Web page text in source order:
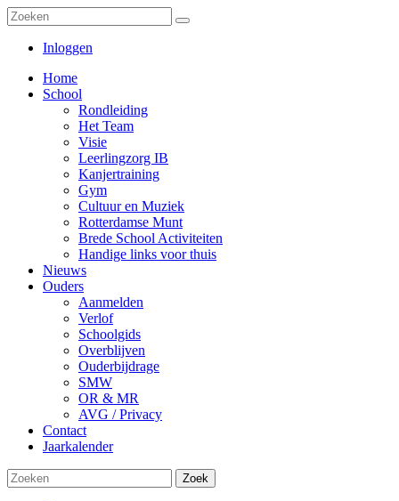
Inloggen
Home
School
Rondleiding
Het Team
Visie
Leerlingzorg IB
Kanjertraining
Gym
Cultuur en Muziek
Rotterdamse Munt
Brede School Activiteiten
Handige links voor thuis
Nieuws
Ouders
Aanmelden
Verlof
Schoolgids
Overblijven
Ouderbijdrage
SMW
OR & MR
AVG / Privacy
Contact
Jaarkalender
Zoek